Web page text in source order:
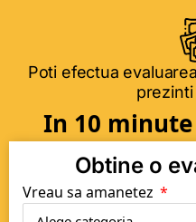
Poti efectua
prezinti
In 10
Obtine o
Vreau sa amanetez